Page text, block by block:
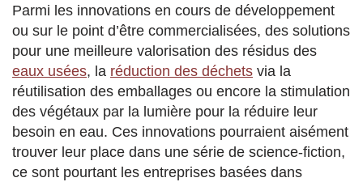
Parmi les innovations en cours de développement
ou sur le point d’être commercialisées, des solutions
pour une meilleure valorisation des résidus des
eaux usées, la réduction des déchets via la
réutilisation des emballages ou encore la stimulation
des végétaux par la lumière pour la réduire leur
besoin en eau. Ces innovations pourraient aisément
trouver leur place dans une série de science-fiction,
ce sont pourtant les entreprises basées dans